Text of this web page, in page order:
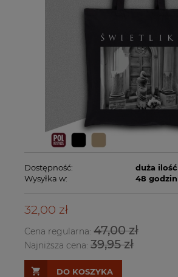
Dostępność:
duża ilość
Wysyłka w:
48 godzin
32,00 zł
Cena regularna: 47,00 zł
Najniższa cena: 39,95 zł
DO KOSZYKA